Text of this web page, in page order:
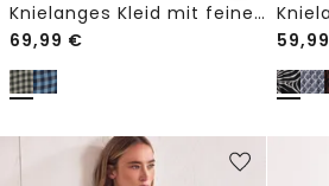
Knielanges Kleid mit feinem Karomuster
69,99 €
59,99